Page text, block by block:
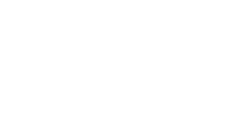
. . pondělí 3. srpna 2026